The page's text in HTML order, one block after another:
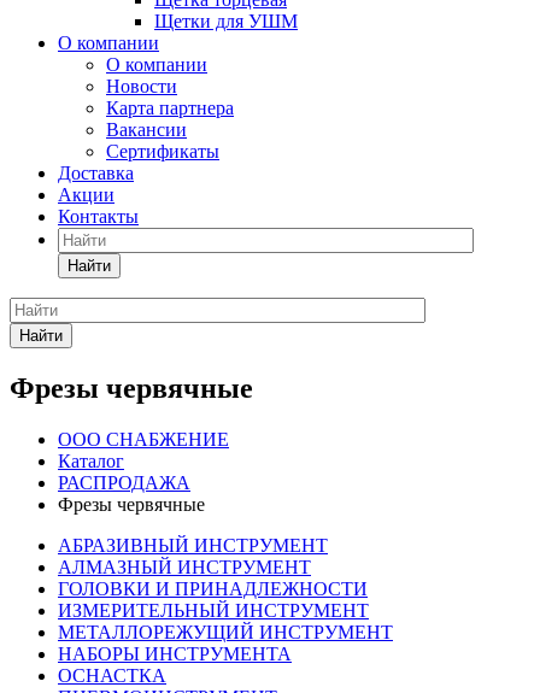
Щетки для УШМ
О компании
О компании
Новости
Карта партнера
Вакансии
Сертификаты
Доставка
Акции
Контакты
Найти
Найти
Фрезы червячные
ООО СНАБЖЕНИЕ
Каталог
РАСПРОДАЖА
Фрезы червячные
АБРАЗИВНЫЙ ИНСТРУМЕНТ
АЛМАЗНЫЙ ИНСТРУМЕНТ
ГОЛОВКИ И ПРИНАДЛЕЖНОСТИ
ИЗМЕРИТЕЛЬНЫЙ ИНСТРУМЕНТ
МЕТАЛЛОРЕЖУЩИЙ ИНСТРУМЕНТ
НАБОРЫ ИНСТРУМЕНТА
ОСНАСТКА